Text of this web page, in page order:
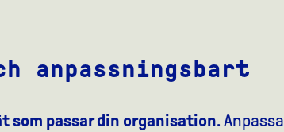
anpassningsbart
som passar din organisation. Anpassa